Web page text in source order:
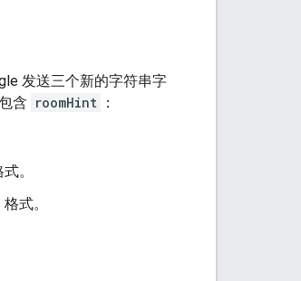
发送三个新的字符串字
含 roomHint ：
。
式。